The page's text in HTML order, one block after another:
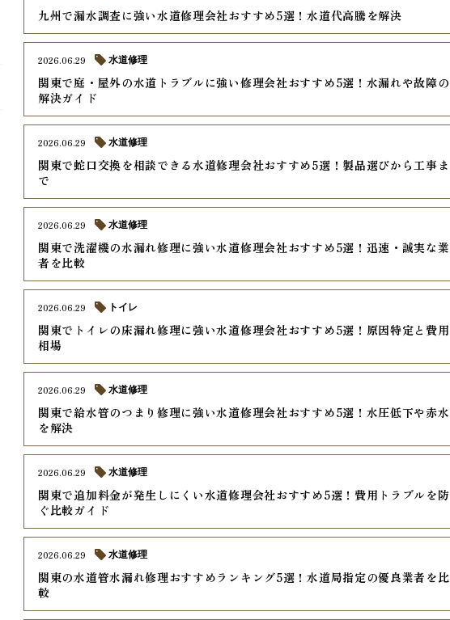
九州で漏水調査に強い水道修理会社おすすめ5選！水道代高騰を解決
関東で庭・屋外の水道トラブルに強い修理会社おすすめ5選！水漏れや故障の
解決ガイド
2026.06.29 水道修理
関東で蛇口交換を相談できる水道修理会社おすすめ5選！製品選びから工事ま
で
2026.06.29 水道修理
関東で洗濯機の水漏れ修理に強い水道修理会社おすすめ5選！迅速・誠実な業
者を比較
2026.06.29 水道修理
関東でトイレの床漏れ修理に強い水道修理会社おすすめ5選！原因特定と費用
相場
2026.06.29 トイレ
関東で給水管のつまり修理に強い水道修理会社おすすめ5選！水圧低下や赤水
を解決
2026.06.29 水道修理
関東で追加料金が発生しにくい水道修理会社おすすめ5選！費用トラブルを防
ぐ比較ガイド
2026.06.29 水道修理
関東の水道管水漏れ修理おすすめランキング5選！水道局指定の優良業者を比
較
2026.06.29 水道修理